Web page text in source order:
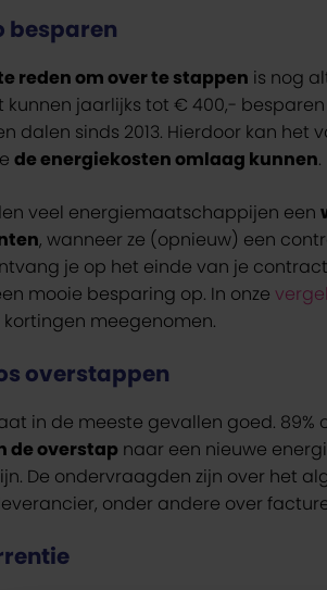
besparen
reden om over te stappen is nog
kunnen jaarlijks tot € 400,-
dalen sinds 2013. Hierdoor kan
de energiekosten omlaag kunnen.
veel energiemaatschappijen een
, wanneer ze (opnieuw) een
je op het einde van je
mooie besparing op. In onze
meegenomen.
overstappen
in de meeste gevallen goed. 89%
de overstap naar een nieuwe
De ondervraagden zijn over het
onder andere over